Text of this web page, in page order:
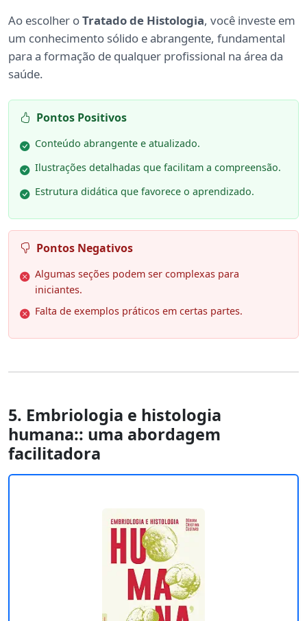
Ao escolher oTratado de Histologia, você investe em
um conhecimento sólido e abrangente, fundamental
para a formação de qualquer profissional na área da
saúde.
Pontos Positivos
Conteúdo abrangente e atualizado.
Ilustrações detalhadas que facilitam a compreensão.
Estrutura didática que favorece o aprendizado.
Pontos Negativos
Algumas seções podem ser complexas para
iniciantes.
Falta de exemplos práticos em certas partes.
5. Embriologia e histologia
humana:: uma abordagem
facilitadora